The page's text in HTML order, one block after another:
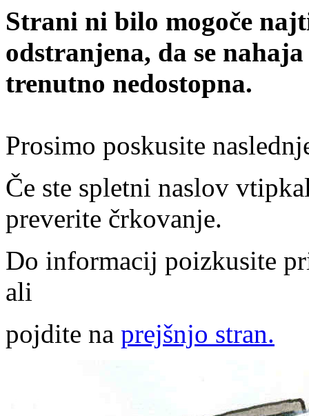
Strani ni bilo mogoče
odstranjena, da se
trenutno nedostopna.
Prosimo poskusite
Če ste spletni naslov
preverite črkovanje.
Do informacij poizkusite
ali
pojdite na prejšnjo stran.